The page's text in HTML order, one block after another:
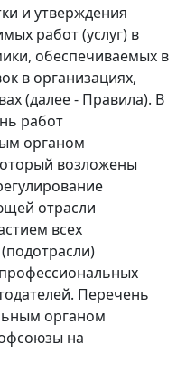
и утверждения
работ (услуг) в
обеспечиваемых в
в организациях,
(далее - Правила). В
работ
органом
возложены
отрасли
всех
Перечень
органом
на